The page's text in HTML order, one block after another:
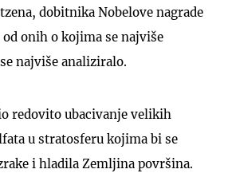
dobitnika Nobelove nagrade
onih o kojima se najviše
najviše analiziralo.
redovito ubacivanje velikih
u stratosferu kojima bi se
i hladila Zemljina površina.